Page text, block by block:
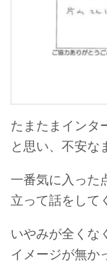
たまたまインタ
と思い、不安な
一番気に入った
立って話をして
いやみが全くな
イメージが無か